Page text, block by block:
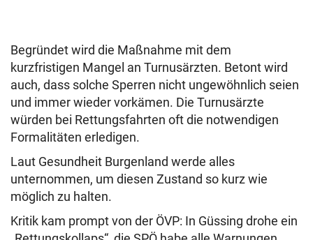
Begründet wird die Maßnahme mit dem
kurzfristigen Mangel an Turnusärzten. Betont wird
auch, dass solche Sperren nicht ungewöhnlich seien
und immer wieder vorkämen. Die Turnusärzte
würden bei Rettungsfahrten oft die notwendigen
Formalitäten erledigen.
Laut Gesundheit Burgenland werde alles
unternommen, um diesen Zustand so kurz wie
möglich zu halten.
Kritik kam prompt von der ÖVP: In Güssing drohe ein